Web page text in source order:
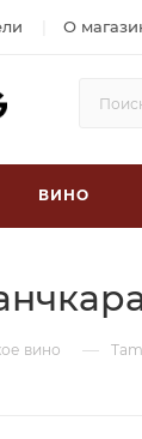
О
ВИНО
вино —